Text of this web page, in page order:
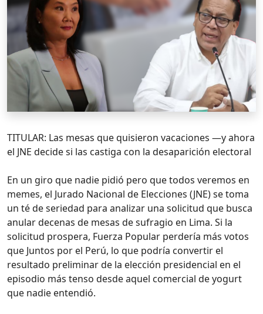
TITULAR: Las mesas que quisieron vacaciones —y ahora
el JNE decide si las castiga con la desaparición electoral
En un giro que nadie pidió pero que todos veremos en
memes, el Jurado Nacional de Elecciones (JNE) se toma
un té de seriedad para analizar una solicitud que busca
anular decenas de mesas de sufragio en Lima. Si la
solicitud prospera, Fuerza Popular perdería más votos
que Juntos por el Perú, lo que podría convertir el
resultado preliminar de la elección presidencial en el
episodio más tenso desde aquel comercial de yogurt
que nadie entendió.